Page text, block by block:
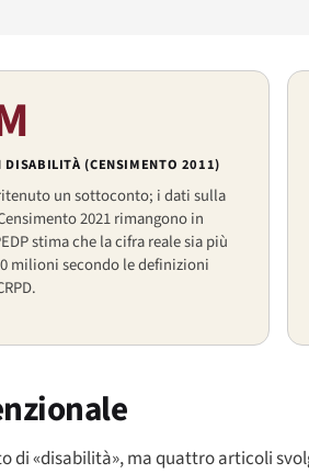
DISABILITÀ (CENSIMENTO 2011)
un sottoconto; i dati sulla
2021 rimangono in
stima che la cifra reale sia più
milioni secondo le definizioni
di «disabilità», ma quattro articoli